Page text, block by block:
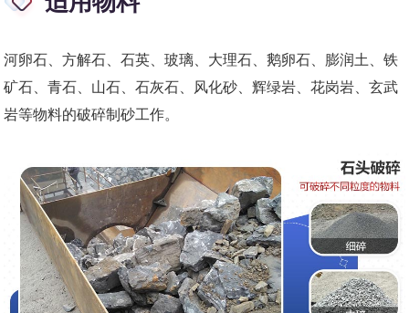
河卵石、方解石、石英、玻璃、大理石、鹅卵石、膨润土、铁
矿石、青石、山石、石灰石、风化砂、辉绿岩、花岗岩、玄武
岩等物料的破碎制砂工作。